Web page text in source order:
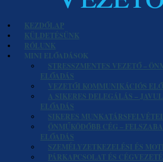
KEZDŐLAP
KÜLDETÉSÜNK
RÓLUNK
MINI ELŐADÁSOK
STRESSZMENTES VEZETŐ –
ELŐADÁS
VEZETŐI KOMMUNIKÁCIÓS
A SIKERES DELEGÁLÁS –
ELŐADÁS
SIKERES
ÖNMŰKÖDŐBB CÉG –
ELŐADÁS
SZEMÉLYZETKEZELÉSI ÉS
PÁRKAPCSOLAT ÉS